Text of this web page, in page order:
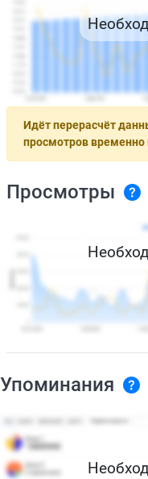
Идёт перерасчёт
просмотров временно
Просмотры
Упоминания